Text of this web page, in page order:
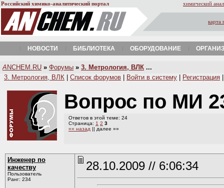
Российский химико-аналитический портал химический
карта
НОВОСТИ БИБЛИОТЕКА ОБОРУДОВАНИЕ
A NCHEM.RU » Форумы » 3. Метрология, ВЛК ...
3. Метрология, ВЛК
Список форумов Войти в систему Регистрация
Вопрос по МИ
Ответов в этой теме: 24
Страница: 1 2 3
«« назад || далее »»
Инженер по
качеству
Пользователь
Ранг: 234
28.10.2009 // 6:06:34